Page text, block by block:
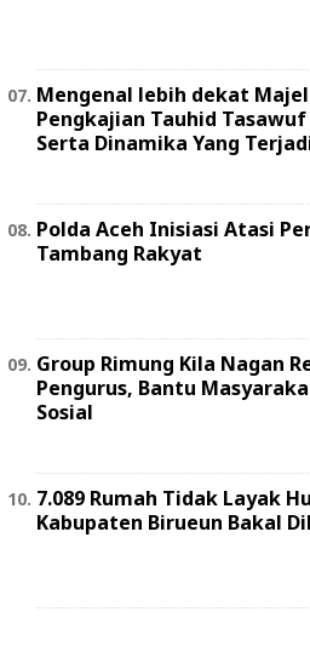
Mengenal lebih dekat
Pengkajian Tauhid
Serta Dinamika Yang
Polda Aceh Inisiasi Atasi
Tambang Rakyat
Group Rimung Kila Nagan
Pengurus, Bantu
Sosial
7.089 Rumah Tidak Layak
Kabupaten Birueun Bakal